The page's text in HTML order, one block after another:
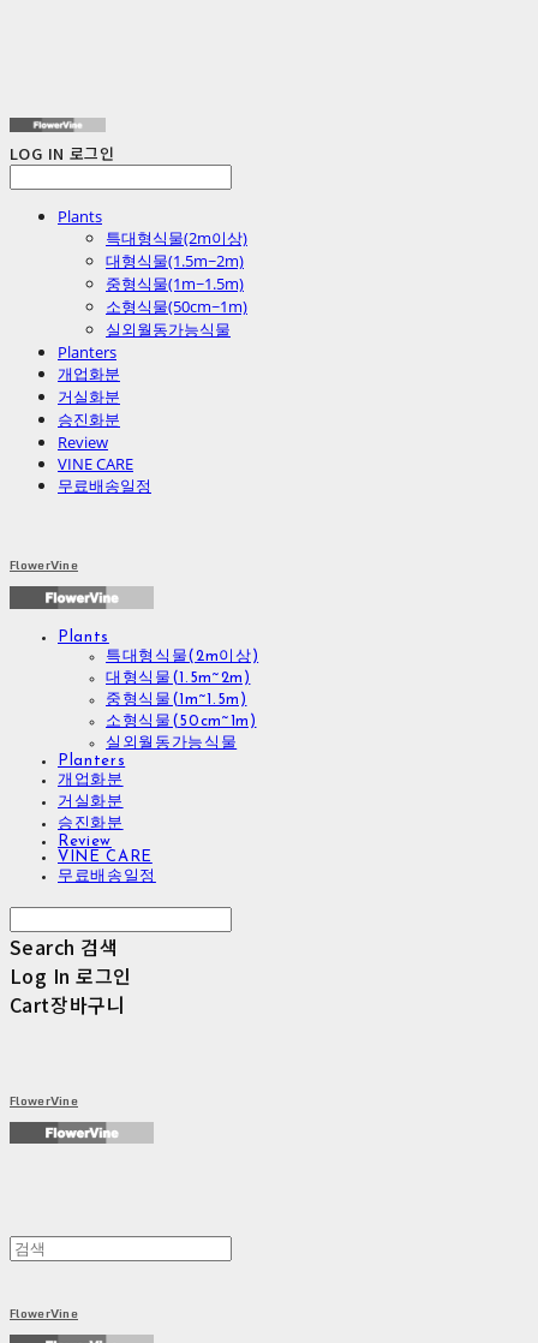
LOG IN 로그인
Plants
특대형식물(2m이상)
대형식물(1.5m~2m)
중형식물(1m~1.5m)
소형식물(50cm~1m)
실외월동가능식물
Planters
개업화분
거실화분
승진화분
Review
VINE CARE
무료배송일정
FlowerVine
Plants
특대형식물(2m이상)
대형식물(1.5m~2m)
중형식물(1m~1.5m)
소형식물(50cm~1m)
실외월동가능식물
Planters
개업화분
거실화분
승진화분
Review
VINE CARE
무료배송일정
Search 검색
Log In 로그인
Cart장바구니
FlowerVine
FlowerVine